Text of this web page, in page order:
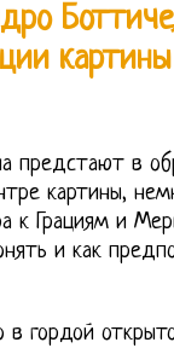
картины
предстают в
картины,
к Грациям и
и как
гордой